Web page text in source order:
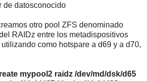
de datosconocido
otro pool ZFS denominado
RAIDz entre los metadispositivos
como hotspare a d69 y a d70,
mypool2 raidz /dev/md/dsk/d65